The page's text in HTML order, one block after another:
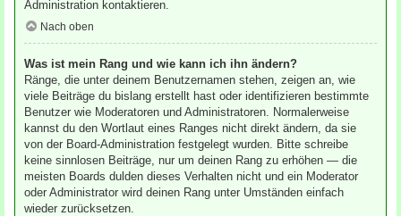
Administration kontaktieren.
Nach oben
Was ist mein Rang und wie kann ich ihn ändern?
Ränge, die unter deinem Benutzernamen stehen, zeigen an, wie
viele Beiträge du bislang erstellt hast oder identifizieren bestimmte
Benutzer wie Moderatoren und Administratoren. Normalerweise
kannst du den Wortlaut eines Ranges nicht direkt ändern, da sie
von der Board-Administration festgelegt wurden. Bitte schreibe
keine sinnlosen Beiträge, nur um deinen Rang zu erhöhen — die
meisten Boards dulden dieses Verhalten nicht und ein Moderator
oder Administrator wird deinen Rang unter Umständen einfach
wieder zurücksetzen.